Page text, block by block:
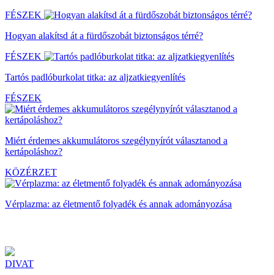
FÉSZEK
Hogyan alakítsd át a fürdőszobát biztonságos térré?
FÉSZEK
Tartós padlóburkolat titka: az aljzatkiegyenlítés
FÉSZEK
Miért érdemes akkumulátoros szegélynyírót választanod a
kertápoláshoz?
KÖZÉRZET
Vérplazma: az életmentő folyadék és annak adományozása
DIVAT